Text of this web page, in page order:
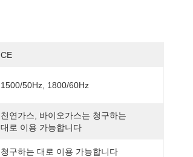
CE
1500/50Hz, 1800/60Hz
천연가스, 바이오가스는 청구하는
대로 이용 가능합니다
청구하는 대로 이용 가능합니다